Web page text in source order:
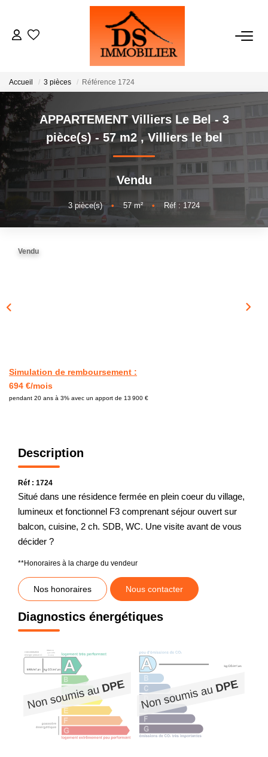
ACHATS
ESTIMATION
GESTION
NOTRE AGENCE
Accueil 3 pièces Référence 1724
APPARTEMENT Villiers Le Bel - 3
pièce(s) - 57 m2 ,Villiers le bel
Vendu
3 pièce(s) • 57 m² • Réf : 1724
Vendu
Simulation de remboursement :
694 €/mois
pendant 20 ans à 3% avec un apport de 13 900 €
Description
Réf : 1724
Situé dans une résidence fermée en plein coeur du village,
lumineux et fonctionnel F3 comprenant séjour ouvert sur
balcon, cuisine, 2 ch. SDB, WC. Une visite avant de vous
décider ?
**Honoraires à la charge du vendeur
Nos honoraires Nous contacter
Diagnostics énergétiques